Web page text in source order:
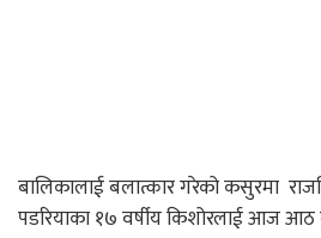
बालिकालाई बलात्कार गरेको कसुरमा
पडरियाका १७ वर्षीय किशोरलाई आज